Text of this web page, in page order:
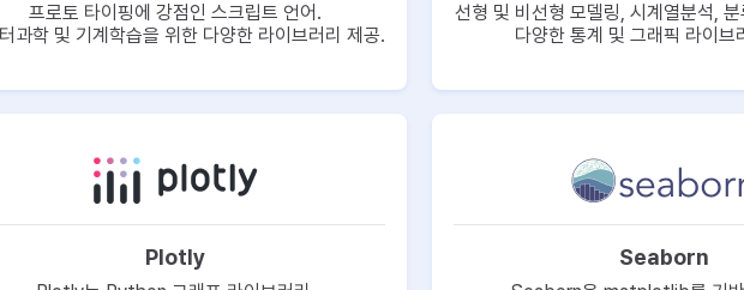
프로토 타이핑에 강점인 스크립트 언어.
과학 및 기계학습을 위한 다양한 라이브러리 제공.
선형 및 비선형 모델링, 시계열분석,
다양한 통계 및 그래픽 라이브
Plotly Seaborn